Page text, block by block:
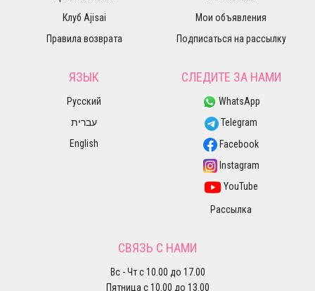
Клуб Ajisai
Правила возврата
Мои объявления
Подписаться на рассылку
ЯЗЫК
Русский
עברית
English
СЛЕДИТЕ ЗА НАМИ
WhatsApp
Telegram
Facebook
Instagram
YouTube
Рассылка
СВЯЗЬ С НАМИ
Вс - Чт с 10.00 до 17.00
Пятница с 10.00 до 13.00